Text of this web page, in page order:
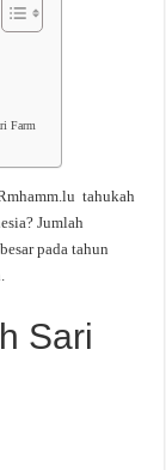
Farm
tahukah
Jumlah
pada tahun
Sari